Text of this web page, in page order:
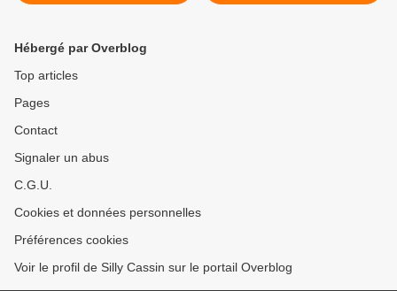
Hébergé par Overblog
Top articles
Pages
Contact
Signaler un abus
C.G.U.
Cookies et données personnelles
Préférences cookies
Voir le profil de Silly Cassin sur le portail Overblog